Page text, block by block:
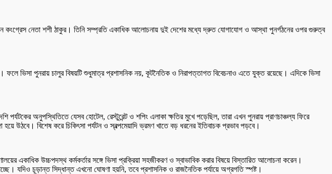
কংগ্রেস নেতা শশী ঠাকুর। তিনি সম্প্রতি একাধিক আলোচনায় দুই দেশের মধ্যে দ্রুত যোগাযোগ ও আস্থা পুনর্গঠনের ওপর গুরুত্ব
ভিসা পুনরায় চালুর বিষয়টি শুধুমাত্র প্রশাসনিক নয়, কূটনৈতিক ও নিরাপত্তাগত বিবেচনাও এতে যুক্ত রয়েছে। এদিকে ভিসা
পর্যটকের অনুপস্থিতিতে যেসব হোটেল, রেস্টুরেন্ট ও শপিং এলাকা ক্ষতির মুখে পড়েছিল, তারা এখন পুনরায় প্রাণচাঞ্চল্য ফিরে
হয়ে উঠবে। বিশেষ করে চিকিৎসা পর্যটন ও স্বল্পমেয়াদি ভ্রমণ খাতে বড় ধরনের ইতিবাচক প্রভাব পড়বে।
একাধিক উচ্চপদস্থ কর্মকর্তার সঙ্গে ভিসা প্রক্রিয়া সহজীকরণ ও স্বাভাবিক করার বিষয়ে বিস্তারিত আলোচনা করেন।
যদিও চূড়ান্ত সিদ্ধান্ত এখনো ঘোষণা হয়নি, তবে প্রশাসনিক ও রাজনৈতিক পর্যায়ে অগ্রগতি স্পষ্ট।